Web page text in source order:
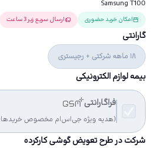
Samsung T100
امکان خرید حضوری ارسال سریع زیر 3 ساعت
گارانتی
18 ماهه شرکتی + رجیستری
بیمه لوازم الکترونیکی
فراگارانتی
(هدیه ویژه جی‌اس‌ام مخصوص
شرکت در طرح تعویض گوشی کارکرده